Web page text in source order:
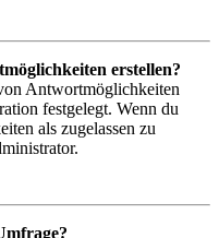
erstellen?
Antwortmöglichkeiten
festgelegt. Wenn du
als zugelassen zu